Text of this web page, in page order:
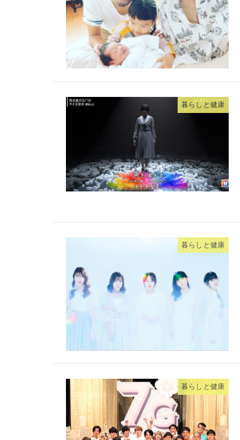
暮らしと健康
暮らしと健康
暮らしと健康